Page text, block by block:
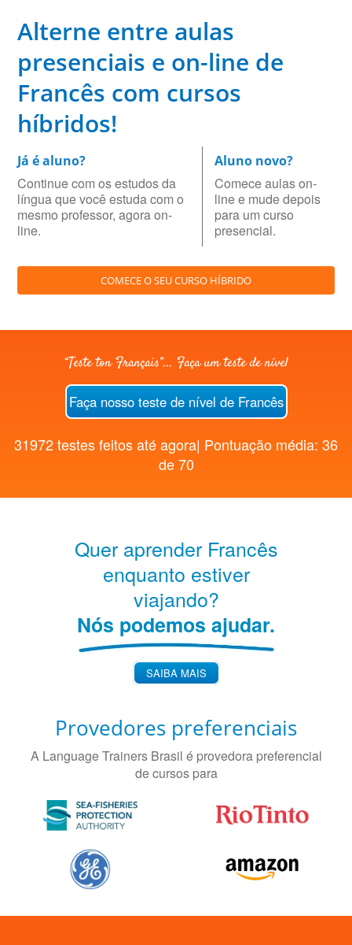
Alterne entre aulas
presenciais e on-line de
Francês com cursos
híbridos!
Já é aluno?
Continue com os estudos da
língua que você estuda com o
mesmo professor, agora on-
line.
Aluno novo?
Comece aulas on-
line e mude depois
para um curso
presencial.
COMECE O SEU CURSO HÍBRIDO
“Teste ton Français”... Faça um teste de nível
Faça nosso teste de nível de Francês
31972 testes feitos até agora| Pontuação média: 36
de 70
Quer aprender Francês
enquanto estiver
viajando?
Nós podemos ajudar.
SAIBA MAIS
Provedores preferenciais
A Language Trainers Brasil é provedora preferencial
de cursos para